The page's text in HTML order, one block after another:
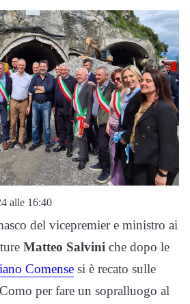
alle 16:40
del vicepremier e ministro ai
Matteo Salvini che dopo le
Comense si è recato sulle
per fare un sopralluogo al